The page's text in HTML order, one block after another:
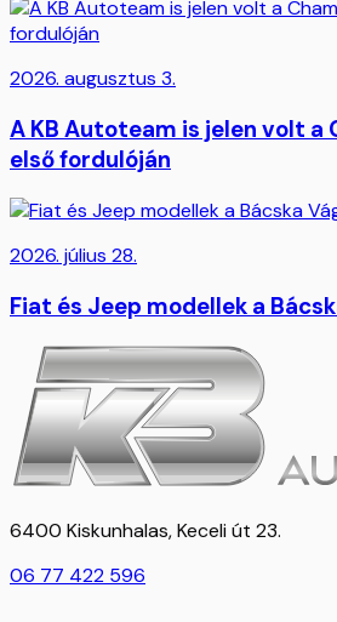
2026. augusztus 3.
A KB Autoteam is jelen volt a
első fordulóján
2026. július 28.
Fiat és Jeep modellek a
6400 Kiskunhalas, Keceli út 23.
06 77 422 596